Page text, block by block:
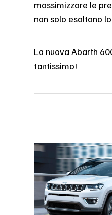
massimizzare le
non solo esaltano
La nuova Abarth
tantissimo!